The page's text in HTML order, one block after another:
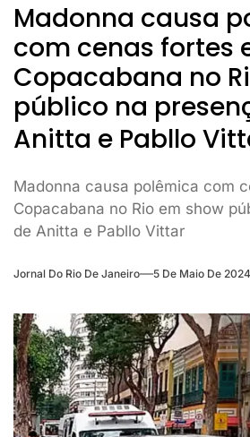
Madonna causa
com cenas fortes
Copacabana no
público na
Anitta e Pabllo
Madonna causa polêmica com
Copacabana no Rio em show
de Anitta e Pabllo Vittar
Jornal Do Rio De Janeiro 5 De Maio De 2024